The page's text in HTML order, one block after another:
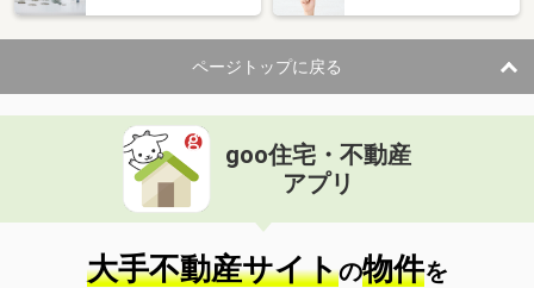
ページトップに戻る
goo住宅・不動産
アプリ
大手不動産サイトの物件を